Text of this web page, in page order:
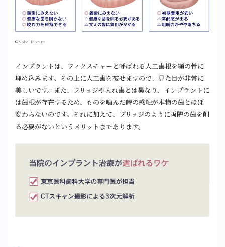
©Nobel Biocare
インプラントは、フィクスチャーと呼ばれる人工歯根を顎の骨に
埋め込みます。その上に人工歯を被せますので、見た目が非常に
美しいです。また、ブリッジや入れ歯とは異なり、インプラントに
は歯根が存在するため、ものを噛んだ時の感触が本物の歯とほぼ
変わらないのです。それに加えて、ブリッジのように両隣の歯を削
る必要がないというメリットまであります。